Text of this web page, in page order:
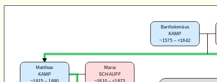
Matthias
KAMP
Maria
SCHAUFF
Bartholomäus
KAMP
~1575 – <1642